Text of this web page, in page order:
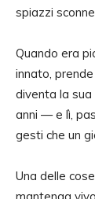
spiazzi
Quando era
innato,
diventa la
anni — e lì,
gesti che un
Una delle